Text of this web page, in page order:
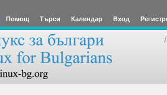
Помощ Търси Календар Вход